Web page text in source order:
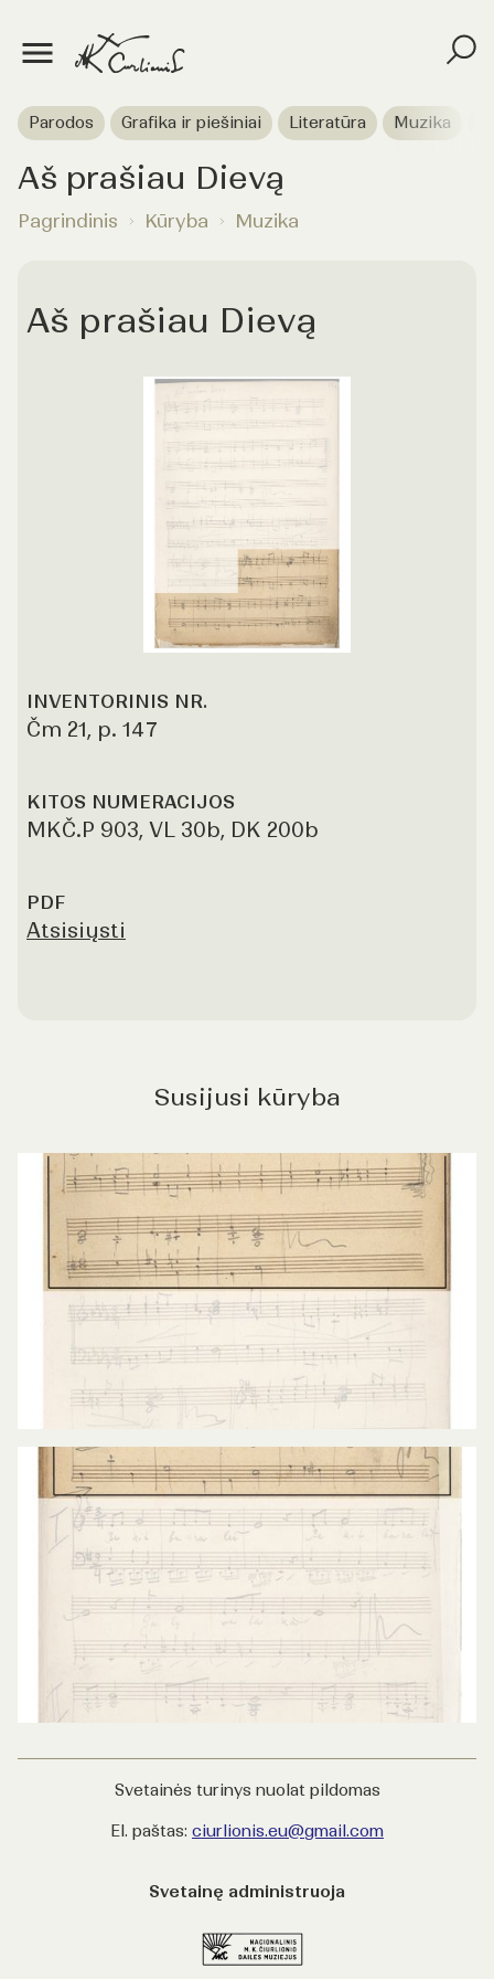
Parodos Grafika ir piešiniai Literatūra Muzika
Aš prašiau Dievą
Pagrindinis Kūryba Muzika
Aš prašiau Dievą
INVENTORINIS NR.
Čm 21, p. 147
KITOS NUMERACIJOS
MKČ.P 903, VL 30b, DK 200b
PDF
Atsisiųsti
Susijusi kūryba
Svetainės turinys nuolat pildomas
El. paštas: ciurlionis.eu@gmail.com
Svetainę administruoja